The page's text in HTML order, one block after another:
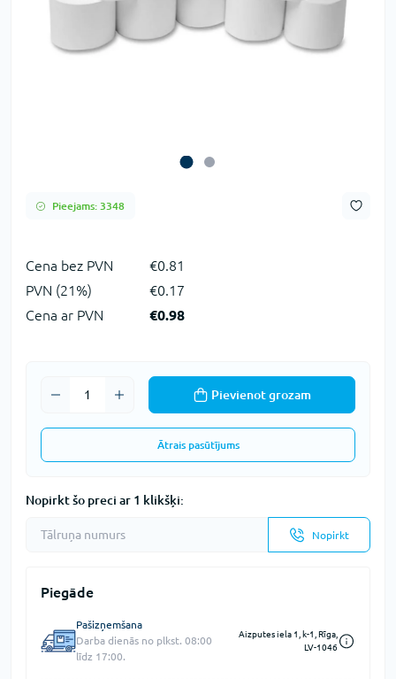
Pieejams: 3348
Сena bez PVN
€0.81
PVN (21%)
€0.17
Cena ar PVN
€0.98
Pievienot grozam
Ātrais pasūtījums
Nopirkt šo preci ar 1 klikšķi:
Nopirkt
Piegāde
Pašizņemšana
Darba dienās no plkst. 08:00
līdz 17:00.
Aizputes iela 1, k-1, Rīga,
LV-1046